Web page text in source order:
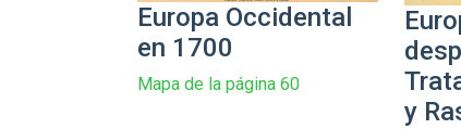
Europa Occidental
en 1700
Mapa de la página 60
y